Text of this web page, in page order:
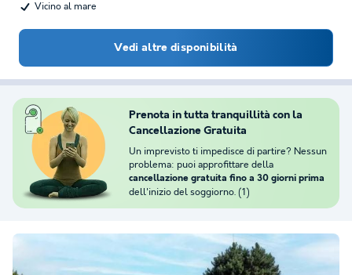
Vicino al mare
Vedi altre disponibilità
Prenota in tutta tranquillità con la
Cancellazione Gratuita
Un imprevisto ti impedisce di partire? Nessun
problema: puoi approfittare della
cancellazione gratuita fino a 30 giorni prima
dell'inizio del soggiorno. (1)